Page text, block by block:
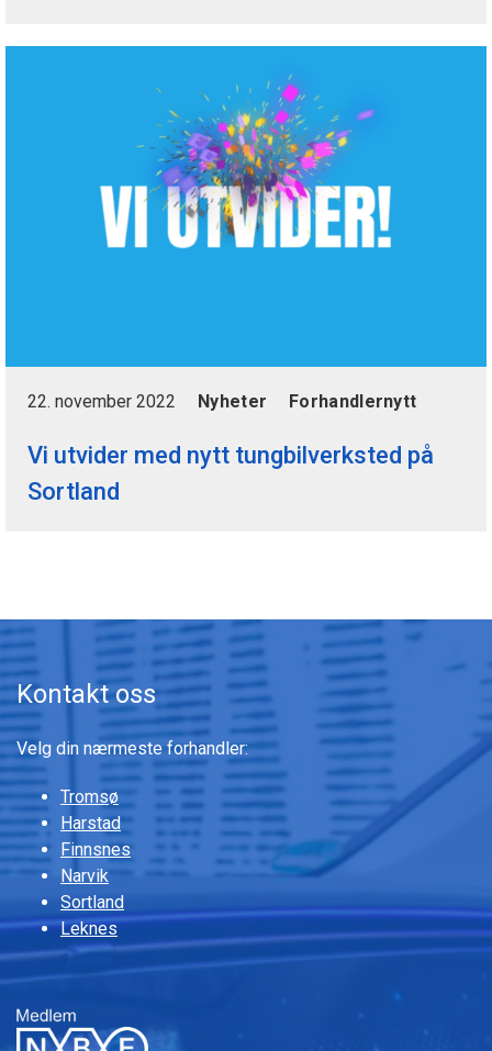
22. november 2022 Nyheter Forhandlernytt
Vi utvider med nytt tungbilverksted på
Sortland
Kontakt oss
Velg din nærmeste forhandler:
Tromsø
Harstad
Finnsnes
Narvik
Sortland
Leknes